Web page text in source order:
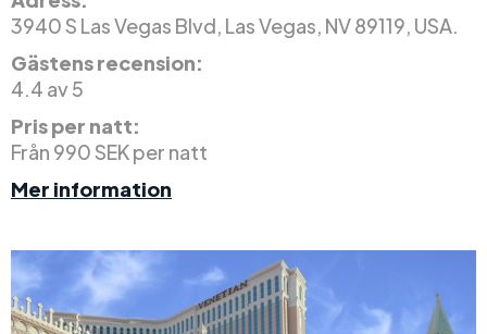
3940 S Las Vegas Blvd, Las Vegas, NV 89119, USA.
Gästens recension:
4.4 av 5
Pris per natt:
Från 990 SEK per natt
Mer information